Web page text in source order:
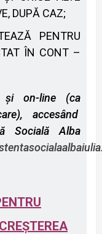
DUPĂ CAZ;
PENTRU
ÎN CONT –
on-line (ca
accesând
Socială Alba